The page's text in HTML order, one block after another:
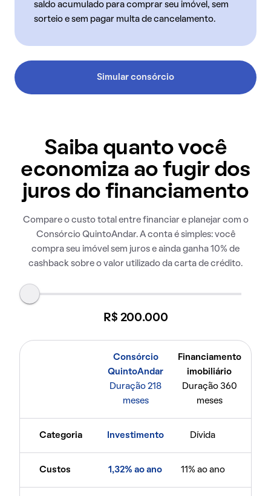
saldo acumulado para comprar seu imóvel, sem
sorteio e sem pagar multa de cancelamento.
Simular consórcio
Saiba quanto você
economiza ao fugir dos
juros do financiamento
Compare o custo total entre financiar e planejar com o
Consórcio QuintoAndar. A conta é simples: você
compra seu imóvel sem juros e ainda ganha 10% de
cashback sobre o valor utilizado da carta de crédito.
R$ 200.000
Consórcio
QuintoAndar
Duração 218
meses
Financiamento
imobiliário
Duração 360
meses
Categoria Investimento Dívida
Custos 1,32% ao ano 11% ao ano